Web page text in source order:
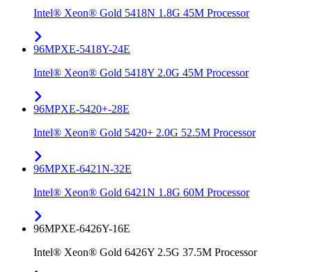
Intel® Xeon® Gold 5418N 1.8G 45M Processor
96MPXE-5418Y-24E
Intel® Xeon® Gold 5418Y 2.0G 45M Processor
96MPXE-5420+-28E
Intel® Xeon® Gold 5420+ 2.0G 52.5M Processor
96MPXE-6421N-32E
Intel® Xeon® Gold 6421N 1.8G 60M Processor
96MPXE-6426Y-16E
Intel® Xeon® Gold 6426Y 2.5G 37.5M Processor